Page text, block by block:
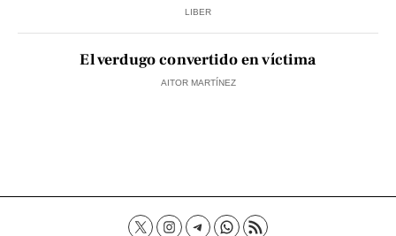
LIBER
El verdugo convertido en víctima
AITOR MARTÍNEZ